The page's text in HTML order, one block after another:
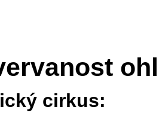
cirkus: